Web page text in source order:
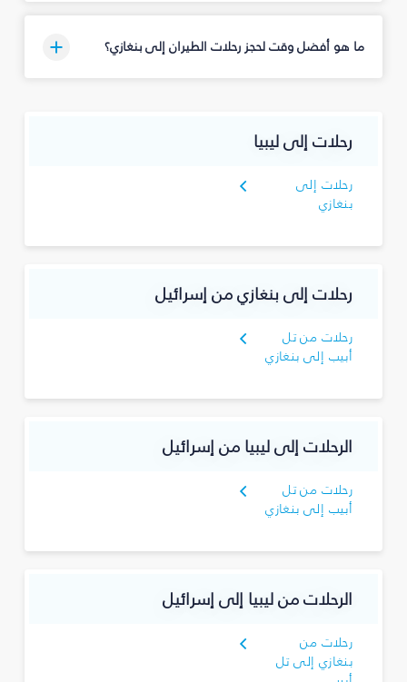
ما هو أفضل وقت لحجز رحلات الطيران إلى بنغازي؟
رحلات إلى ليبيا
رحلات إلى
بنغازي
رحلات إلى بنغازي من إسرائيل
رحلات من تل
أبيب إلى بنغازي
الرحلات إلى ليبيا من إسرائيل
رحلات من تل
أبيب إلى بنغازي
الرحلات من ليبيا إلى إسرائيل
رحلات من
بنغازي إلى تل